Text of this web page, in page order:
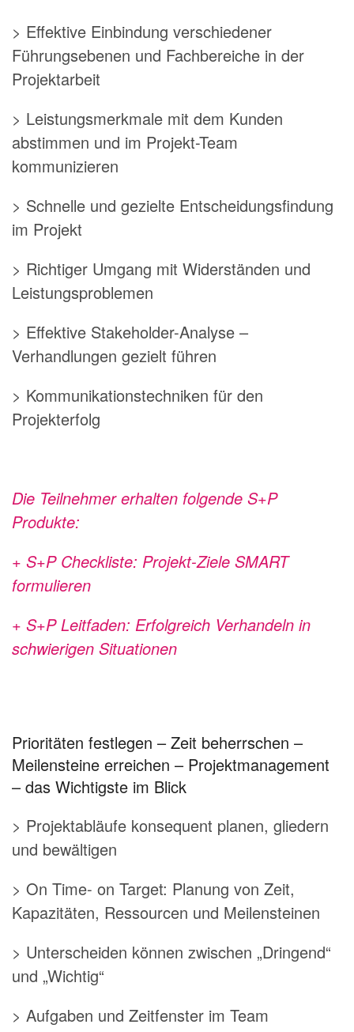
> Effektive Einbindung verschiedener
Führungsebenen und Fachbereiche in der
Projektarbeit
> Leistungsmerkmale mit dem Kunden
abstimmen und im Projekt-Team
kommunizieren
> Schnelle und gezielte Entscheidungsfindung
im Projekt
> Richtiger Umgang mit Widerständen und
Leistungsproblemen
> Effektive Stakeholder-Analyse –
Verhandlungen gezielt führen
> Kommunikationstechniken für den
Projekterfolg
Die Teilnehmer erhalten folgende S+P
Produkte:
+ S+P Checkliste: Projekt-Ziele SMART
formulieren
+ S+P Leitfaden: Erfolgreich Verhandeln in
schwierigen Situationen
Prioritäten festlegen – Zeit beherrschen –
Meilensteine erreichen – Projektmanagement
– das Wichtigste im Blick
> Projektabläufe konsequent planen, gliedern
und bewältigen
> On Time- on Target: Planung von Zeit,
Kapazitäten, Ressourcen und Meilensteinen
> Unterscheiden können zwischen „Dringend“
und „Wichtig“
> Aufgaben und Zeitfenster im Team